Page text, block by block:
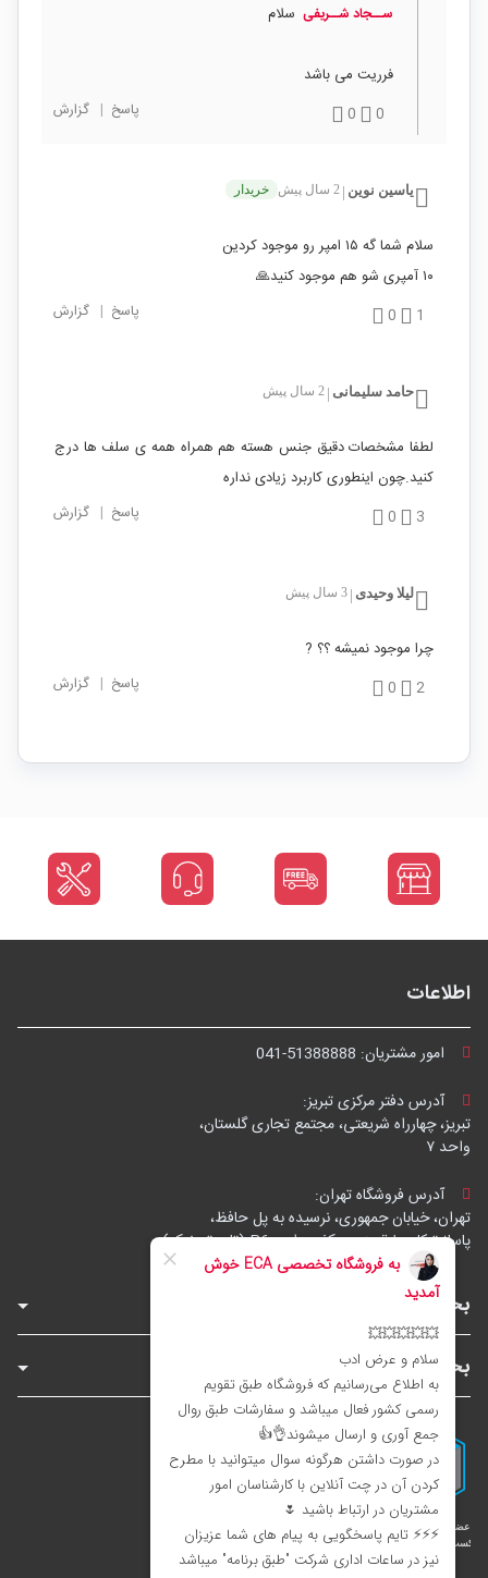
ســجاد شــریفی سلام
فرریت می باشد
0
0 پاسخ | گزارش
یاسین نوین | 2 سال پیش خریدار
سلام شما گه ۱۵ امپر رو موجود کردین
۱۰ آمپری شو هم موجود کنید🙏
1
0 پاسخ | گزارش
حامد سلیمانی | 2 سال پیش
لطفا مشخصات دقیق جنس هسته هم همراه همه ی سلف ها درج
کنید.چون اینطوری کاربرد زیادی نداره
3
0 پاسخ | گزارش
لیلا وحیدی | 3 سال پیش
چرا موجود نمیشه ؟؟ ?
2
0 پاسخ | گزارش
اطلاعات
امور مشتریان: 041-51388888
آدرس دفتر مرکزی تبریز:
تبریز، چهارراه شریعتی، مجتمع تجاری گلستان،
واحد ۷
آدرس فروشگاه تهران:
تهران، خیابان جمهوری، نرسیده به پل حافظ،
پاساژ توکل، طبقه زیرهمکف، واحد B6 (تاپ ترونیک)
بخش‌های فروشگاه
بخش‌های سایت